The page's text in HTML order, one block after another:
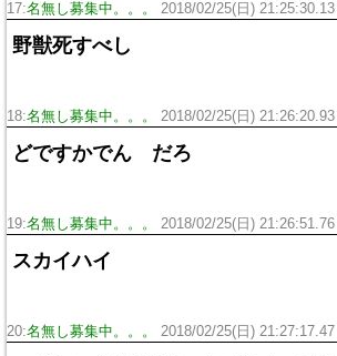
17:名無し募集中。。。 2018/02/25(日)
野獣死すべし
18:名無し募集中。。。 2018/02/25(日)
どですかでん だろ
19:名無し募集中。。。 2018/02/25(日)
スカイハイ
20:名無し募集中。。。 2018/02/25(日)